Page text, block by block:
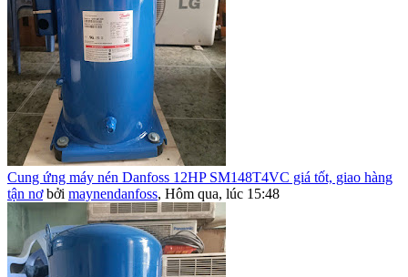
Cung ứng máy nén Danfoss 12HP SM148T4VC giá tốt, giao hàng
tận nơ bởi maynendanfoss, Hôm qua, lúc 15:48